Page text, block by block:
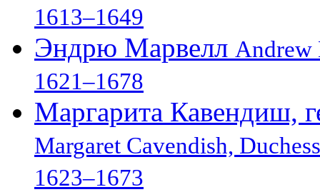
1613–1649
Эндрю Марвелл Andrew
1621–1678
Маргарита Кавендиш,
Margaret Cavendish,
1623–1673